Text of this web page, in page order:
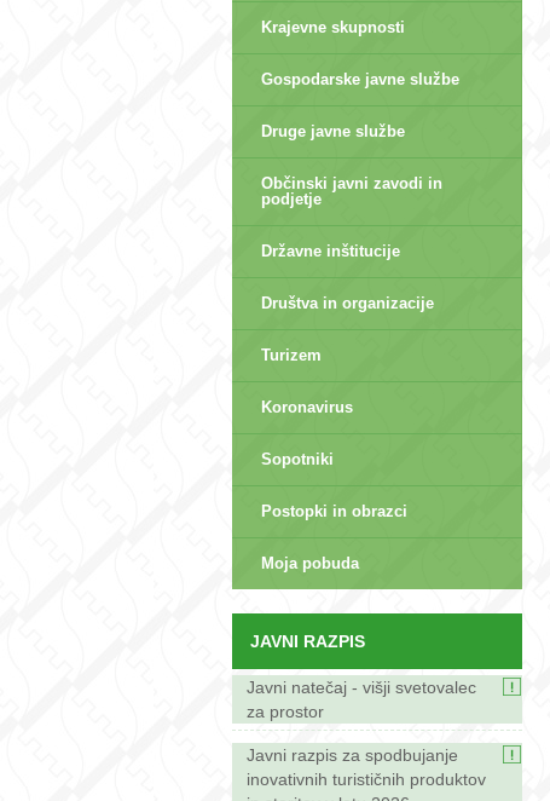
Krajevne skupnosti
Gospodarske javne službe
Druge javne službe
Občinski javni zavodi in
podjetje
Državne inštitucije
Društva in organizacije
Turizem
Koronavirus
Sopotniki
Postopki in obrazci
Moja pobuda
JAVNI RAZPIS
Javni natečaj - višji svetovalec
za prostor
Javni razpis za spodbujanje
inovativnih turističnih produktov